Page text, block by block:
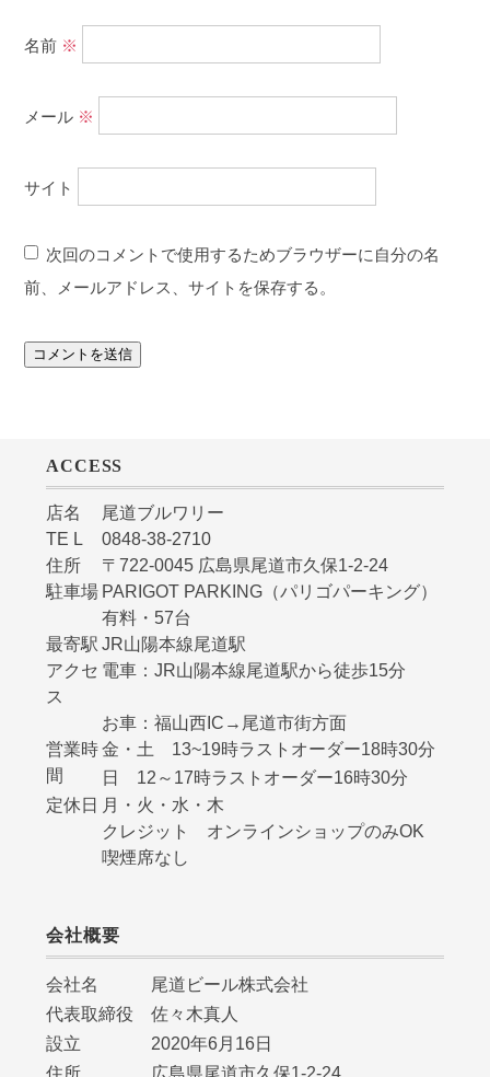
名前 ※
メール ※
サイト
次回のコメントで使用するためブラウザーに自分の名
前、メールアドレス、サイトを保存する。
ACCESS
店名
尾道ブルワリー
TE L
0848-38-2710
住所
〒722-0045 広島県尾道市久保1-2-24
駐車場 PARIGOT PARKING（パリゴパーキング）
有料・57台
最寄駅 JR山陽本線尾道駅
アクセ
ス
電車：JR山陽本線尾道駅から徒歩15分
お車：福山西IC→尾道市街方面
営業時
間
金・土 13~19時ラストオーダー18時30分
日 12～17時ラストオーダー16時30分
定休日 月・火・水・木
クレジット オンラインショップのみOK
喫煙席なし
会社概要
会社名 尾道ビール株式会社
代表取締役 佐々木真人
設立 2020年6月16日
住所 広島県尾道市久保1-2-24